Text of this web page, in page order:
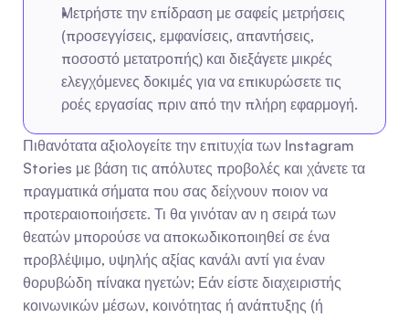
Μετρήστε την επίδραση με σαφείς μετρήσεις
(προσεγγίσεις, εμφανίσεις, απαντήσεις,
ποσοστό μετατροπής) και διεξάγετε μικρές
ελεγχόμενες δοκιμές για να επικυρώσετε τις
ροές εργασίας πριν από την πλήρη εφαρμογή.
Πιθανότατα αξιολογείτε την επιτυχία των Instagram
Stories με βάση τις απόλυτες προβολές και χάνετε τα
πραγματικά σήματα που σας δείχνουν ποιον να
προτεραιοποιήσετε. Τι θα γινόταν αν η σειρά των
θεατών μπορούσε να αποκωδικοποιηθεί σε ένα
προβλέψιμο, υψηλής αξίας κανάλι αντί για έναν
θορυβώδη πίνακα ηγετών; Εάν είστε διαχειριστής
κοινωνικών μέσων, κοινότητας ή ανάπτυξης (ή